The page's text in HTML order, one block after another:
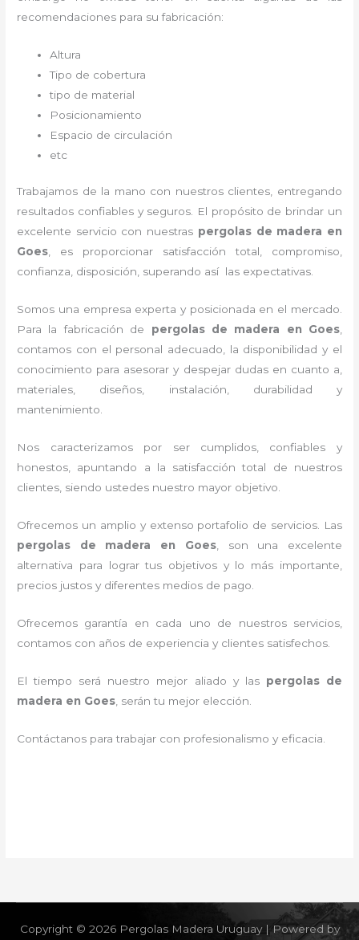
recomendaciones para su fabricación:
Altura
Tipo de cobertura
tipo de material
Posicionamiento
Espacio de circulación
etc
Trabajamos de la mano con nuestros clientes, entregando
resultados confiables y seguros. El propósito de brindar un
excelente servicio con nuestras pergolas de madera en
Goes, es proporcionar satisfacción total, compromiso,
confianza, disposición, superando así las expectativas.
Somos una empresa experta y posicionada en el mercado.
Para la fabricación de pergolas de madera en Goes,
contamos con el personal adecuado, la disponibilidad y el
conocimiento para asesorar y despejar dudas en cuanto a,
materiales, diseños, instalación, durabilidad y
mantenimiento.
Nos caracterizamos por ser cumplidos, confiables y
honestos, apuntando a la satisfacción total de nuestros
clientes, siendo ustedes nuestro mayor objetivo.
Ofrecemos un amplio y extenso portafolio de servicios. Las
pergolas de madera en Goes, son una excelente
alternativa para lograr tus objetivos y lo más importante,
precios justos y diferentes medios de pago.
Ofrecemos garantía en cada uno de nuestros servicios,
contamos con años de experiencia y clientes satisfechos.
El tiempo será nuestro mejor aliado y las pergolas de
madera en Goes , serán tu mejor elección.
Contáctanos para trabajar con profesionalismo y eficacia.
Copyright © 2026 Pergolas Madera Uruguay | Powered by